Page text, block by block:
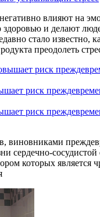
влияют на
здоровью и делают
стало известно,
преодолеть
риск
риск
виновниками
сердечно-
которых является